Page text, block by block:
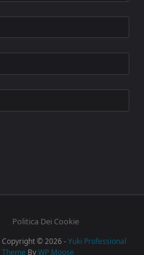
Politica Dei Cookie
Copyright © 2026 -Yuki Professional
Theme ByWP Moose